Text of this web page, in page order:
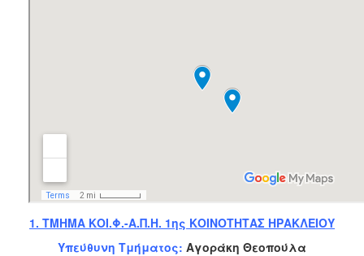
Κοινωνικό
Παντοπωλείο
Ισότητα
των
1. ΤΜΗΜΑ ΚΟΙ.Φ.-Α.Π.Η. 1ης ΚΟΙΝΟΤΗΤΑΣ ΗΡΑΚΛΕΙΟΥ
Υπεύθυνη Τμήματος: Αγοράκη Θεοπούλα